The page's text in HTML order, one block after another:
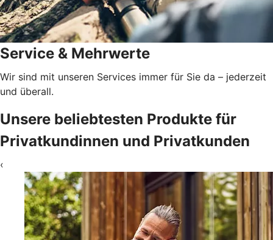
Service & Mehrwerte
Wir sind mit unseren Services immer für Sie da – jederzeit
und überall.
Unsere beliebtesten Produkte für
Privatkundinnen und Privatkunden
‹